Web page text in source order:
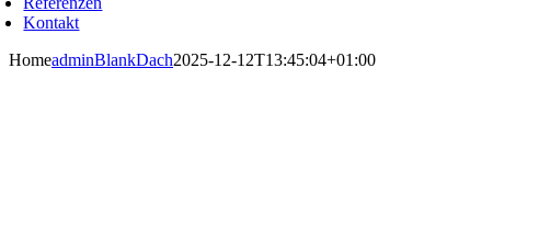
Kontakt
HomeadminBlankDach2025-12-12T13:45:04+01:00